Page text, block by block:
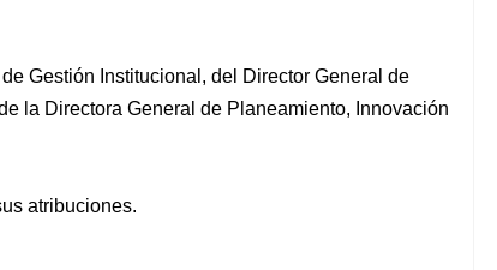
Gestión Institucional, del Director General de
la Directora General de Planeamiento, Innovación
atribuciones.